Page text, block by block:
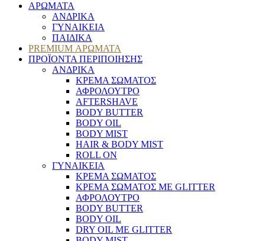
ΑΡΩΜΑΤΑ
ΑΝΔΡΙΚΑ
ΓΥΝΑΙΚΕΙΑ
ΠΑΙΔΙΚΑ
PREMIUM ΑΡΩΜΑΤΑ
ΠΡΟΪΟΝΤΑ ΠΕΡΙΠΟΙΗΣΗΣ
ΑΝΔΡΙΚΑ
ΚΡΕΜΑ ΣΩΜΑΤΟΣ
ΑΦΡΟΛΟΥΤΡΟ
AFTERSHAVE
BODY BUTTER
BODY OIL
BODY MIST
HAIR & BODY MIST
ROLL ON
ΓΥΝΑΙΚΕΙΑ
ΚΡΕΜΑ ΣΩΜΑΤΟΣ
ΚΡΕΜΑ ΣΩΜΑΤΟΣ ΜΕ GLITTER
ΑΦΡΟΛΟΥΤΡΟ
BODY BUTTER
BODY OIL
DRY OIL ΜΕ GLITTER